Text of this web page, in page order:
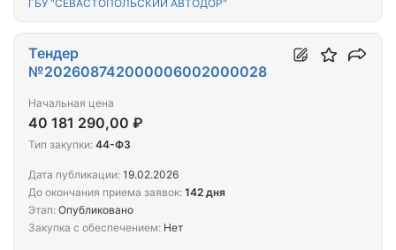
ГБУ "СЕВАСТОПОЛЬСКИЙ АВТОДОР"
Тендер
№202608742000006002000028
Начальная цена
40 181 290,00 ₽
Тип закупки: 44-ФЗ
Дата публикации: 19.02.2026
До окончания приема заявок: 142 дня
Этап: Опубликовано
Закупка с обеспечением: Нет